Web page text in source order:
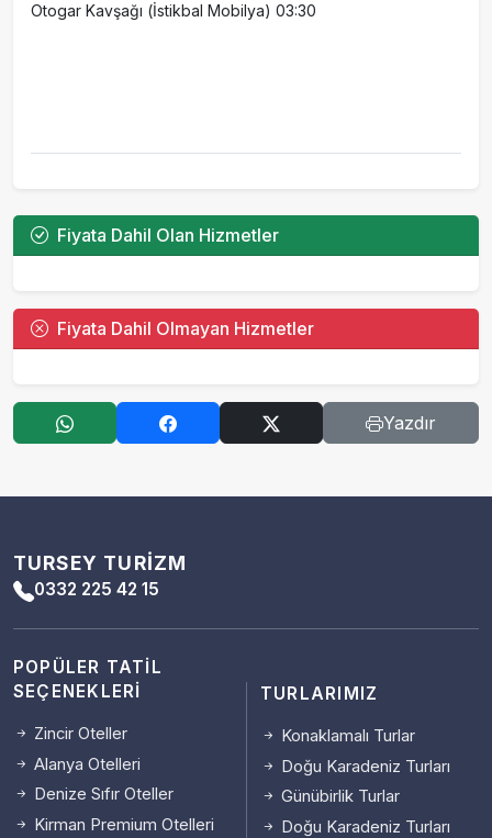
Otogar Kavşağı (İstikbal Mobilya) 03:30
Fiyata Dahil Olan Hizmetler
Fiyata Dahil Olmayan Hizmetler
Yazdır
TURSEY TURIZM
0332 225 42 15
POPÜLER TATIL
SEÇENEKLERI
Zincir Oteller
Alanya Otelleri
Denize Sıfır Oteller
Kirman Premium Otelleri
TURLARIMIZ
Konaklamalı Turlar
Doğu Karadeniz Turları
Günübirlik Turlar
Doğu Karadeniz Turları